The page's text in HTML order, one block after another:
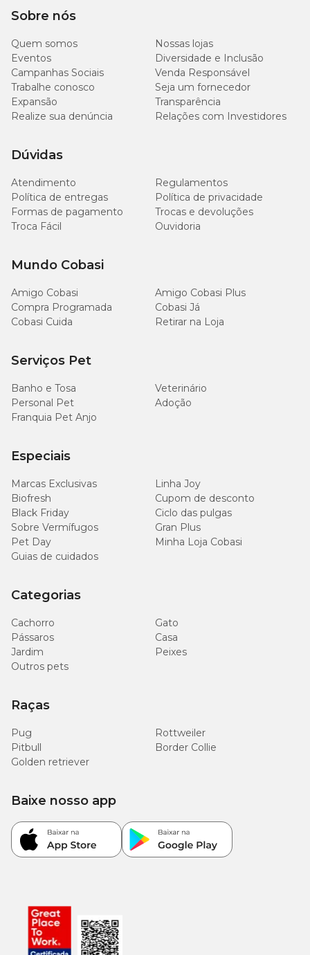
saudável e mantém a vivacidade da folhagem.
Poda
A poda pode ser feita para manter o formato desejado e retirar
folhas secas. Isso ajuda a planta a se manter sempre bonita e
vigorosa.
replante deve ser realizado quando o crescimento se expandir além
do vaso ou o substrato apresentar sinais de desgaste.
Observação
Com aparência delicada e fácil cultivo, a
charmosa, para compor arranjos e trazer frescor aos ambientes
com simplicidade e beleza.
Sobre nós
Quem somos
Nossas lojas
Eventos
Diversidade e Inclusão
Campanhas Sociais
Venda Responsável
Trabalhe conosco
Seja um fornecedor
Expansão
Transparência
Realize sua denúncia
Relações com Investidores
Dúvidas
Atendimento
Regulamentos
Política de entregas
Política de privacidade
Formas de pagamento
Trocas e devoluções
Troca Fácil
Ouvidoria
Mundo Cobasi
Amigo Cobasi
Amigo Cobasi Plus
Compra Programada
Cobasi Já
Cobasi Cuida
Retirar na Loja
Serviços Pet
Banho e Tosa
Veterinário
Personal Pet
Adoção
Franquia Pet Anjo
Especiais
Marcas Exclusivas
Linha Joy
Biofresh
Cupom de desconto
Black Friday
Ciclo das pulgas
Sobre Vermífugos
Gran Plus
Pet Day
Minha Loja Cobasi
Guias de cuidados
Categorias
Cachorro
Gato
Pássaros
Casa
Jardim
Peixes
Outros pets
Raças
Pug
Rottweiler
Pitbull
Border Collie
Golden retriever
Baixe nosso app